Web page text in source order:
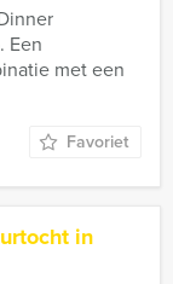
Een
met een
Favoriet
in